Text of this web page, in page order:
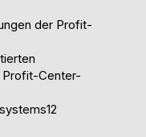
der Profit-
Profit-Center-